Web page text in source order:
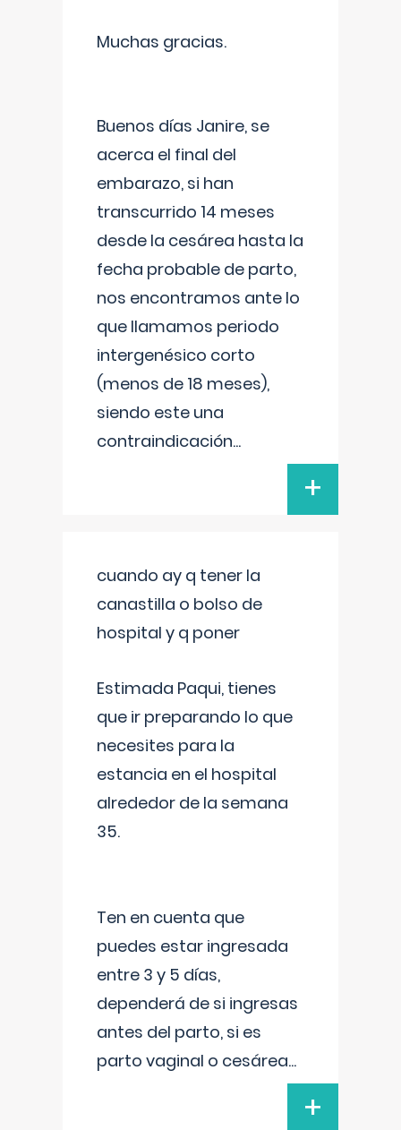
Muchas gracias.
Buenos días Janire, se
acerca el final del
embarazo, si han
transcurrido 14 meses
desde la cesárea hasta la
fecha probable de parto,
nos encontramos ante lo
que llamamos periodo
intergenésico corto
(menos de 18 meses),
siendo este una
contraindicación...
+
cuando ay q tener la
canastilla o bolso de
hospital y q poner
Estimada Paqui, tienes
que ir preparando lo que
necesites para la
estancia en el hospital
alrededor de la semana
35.
Ten en cuenta que
puedes estar ingresada
entre 3 y 5 días,
dependerá de si ingresas
antes del parto, si es
parto vaginal o cesárea...
+